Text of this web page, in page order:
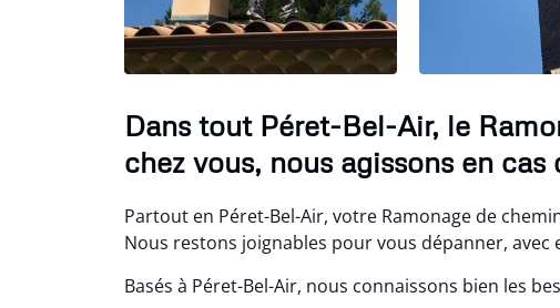
Dans tout Péret-Bel-Air, le
chez vous, nous agissons en cas
Partout en Péret-Bel-Air, votre Ramonage de
Nous restons joignables pour vous dépanner, avec
Basés à Péret-Bel-Air, nous connaissons bien les